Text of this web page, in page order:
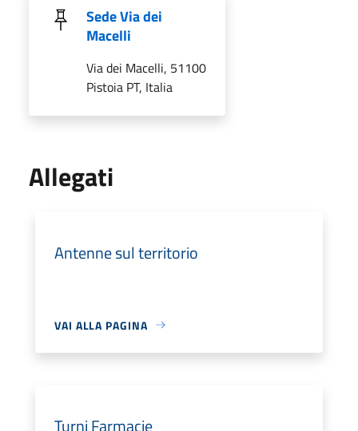
Sede Via dei
Macelli
Via dei Macelli, 51100
Pistoia PT, Italia
Allegati
Antenne sul territorio
VAI ALLA PAGINA
Turni Farmacie